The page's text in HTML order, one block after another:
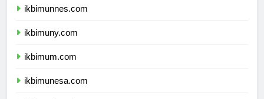
ikbimunnes.com
ikbimuny.com
ikbimum.com
ikbimunesa.com